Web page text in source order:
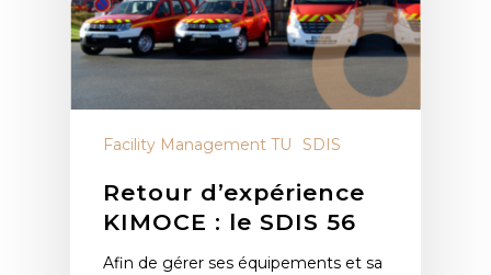
Facility Management TU SDIS
Retour d’expérience
KIMOCE : le SDIS 56
Afin de gérer ses équipements et sa